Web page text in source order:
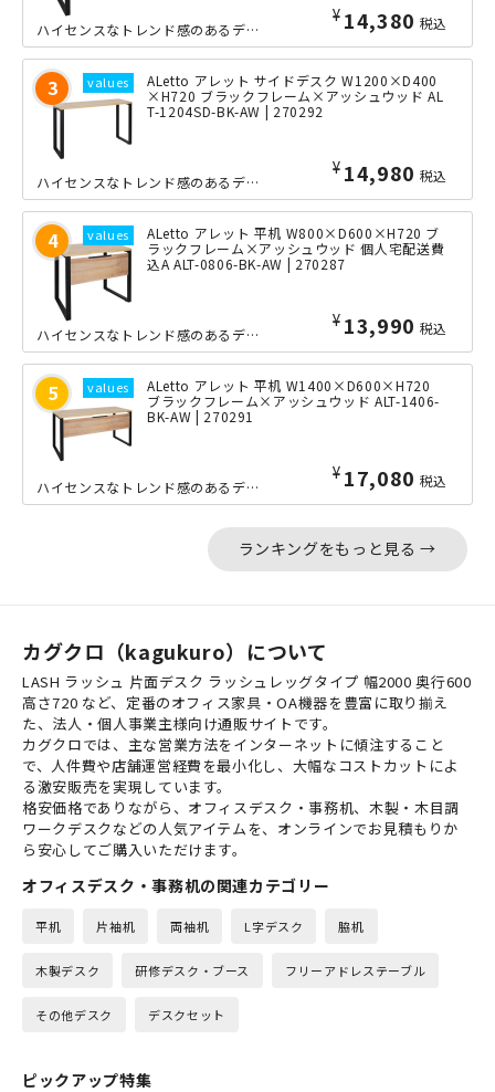
¥ 14,380 税込
ハイセンスなトレンド感のあるデザインを目指した「ALetto（アレット）」シリー...
ALetto アレット サイドデスク W1200×D400
×H720 ブラックフレーム×アッシュウッド AL
T-1204SD-BK-AW | 270292
¥ 14,980 税込
ハイセンスなトレンド感のあるデザインを目指した「ALetto（アレット）」シリー...
ALetto アレット 平机 W800×D600×H720 ブ
ラックフレーム×アッシュウッド 個人宅配送費
込A ALT-0806-BK-AW | 270287
¥ 13,990 税込
ハイセンスなトレンド感のあるデザインを目指した「ALetto」シリーズのコンパク...
ALetto アレット 平机 W1400×D600×H720
ブラックフレーム×アッシュウッド ALT-1406-
BK-AW | 270291
¥ 17,080 税込
ハイセンスなトレンド感のあるデザインを目指した「ALetto（アレット）」シリー...
ランキングをもっと見る →
カグクロ（kagukuro）について
LASH ラッシュ 片面デスク ラッシュレッグタイプ 幅2000 奥行600
高さ720 など、定番のオフィス家具・OA機器を豊富に取り揃え
た、法人・個人事業主様向け通販サイトです。
カグクロでは、主な営業方法をインターネットに傾注すること
で、人件費や店舗運営経費を最小化し、大幅なコストカットによ
る激安販売を実現しています。
格安価格でありながら、オフィスデスク・事務机、木製・木目調
ワークデスクなどの人気アイテムを、オンラインでお見積もりか
ら安心してご購入いただけます。
オフィスデスク・事務机の関連カテゴリー
平机 片袖机 両袖机 L字デスク 脇机
木製デスク 研修デスク・ブース フリーアドレステーブル
その他デスク デスクセット
ピックアップ特集